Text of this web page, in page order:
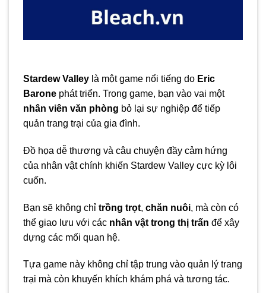
Stardew Valley là một game nổi tiếng do Eric
Barone phát triển. Trong game, bạn vào vai một
nhân viên văn phòng bỏ lại sự nghiệp để tiếp
quản trang trại của gia đình.
Đồ họa dễ thương và câu chuyện đầy cảm hứng
của nhân vật chính khiến Stardew Valley cực kỳ lôi
cuốn.
Bạn sẽ không chỉ trồng trọt, chăn nuôi, mà còn có
thể giao lưu với các nhân vật trong thị trấn để xây
dựng các mối quan hệ.
Tựa game này không chỉ tập trung vào quản lý trang
trại mà còn khuyến khích khám phá và tương tác.